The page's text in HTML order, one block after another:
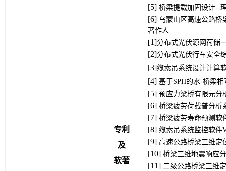
[5] 桥梁提载加固设计--
[6] 乌蒙山区高速公路桥
著作人
专利
及
软著
[1]分布式光伏源网荷储
[2]分布式光伏行车安全
[3]缆索吊系统设计计算
[4] 基于SPH的水-桥梁
[5] 预应力梁桥有限元分
[6] 桥梁疲劳荷载普分析
[7] 桥梁疲劳寿命预测软
[8] 缆索吊系统监控软件
[9] 高速公路桥梁三维定
[10] 桥梁三维地震响应
[11] 二级公路桥梁三维